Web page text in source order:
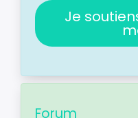
Je
Forum